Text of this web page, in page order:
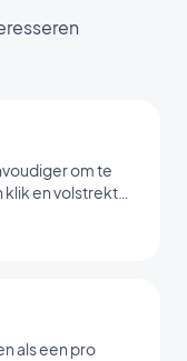
om te
klik en volstrekt
als een pro